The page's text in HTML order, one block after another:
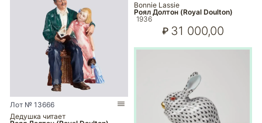
Лот № 13666
Дедушка читает
Bonnie Lassie
Роял Долтон (Royal Doulton)
1936
₽ 31 000,00